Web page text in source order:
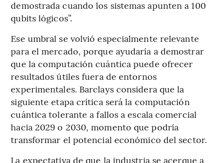
demostrada cuando los sistemas apunten a 100
qubits lógicos”.
Ese umbral se volvió especialmente relevante
para el mercado, porque ayudaría a demostrar
que la computación cuántica puede ofrecer
resultados útiles fuera de entornos
experimentales. Barclays considera que la
siguiente etapa crítica será la computación
cuántica tolerante a fallos a escala comercial
hacia 2029 o 2030, momento que podría
transformar el potencial económico del sector.
La expectativa de que la industria se acerque a